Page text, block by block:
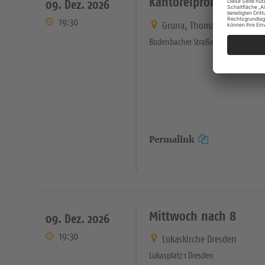
09. Dez. 2026
19:30 Gruna, Thomaskirche
Bodenbacher Straße 21 Dresden
Permalink
09. Dez. 2026
19:30
Mittwoch nach 8
Lukaskirche Dresden
Lukasplatz 1 Dresden